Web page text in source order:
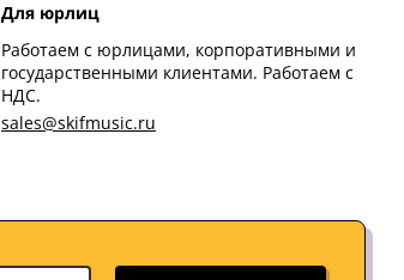
Для юрлиц
Работаем с юрлицами, корпоративными и
государственными клиентами. Работаем с
НДС.
sales@skifmusic.ru